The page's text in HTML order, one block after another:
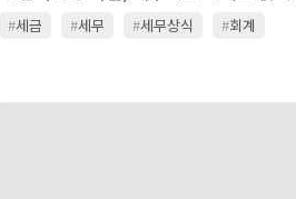
#세금 #세무 #세무상식 #회계